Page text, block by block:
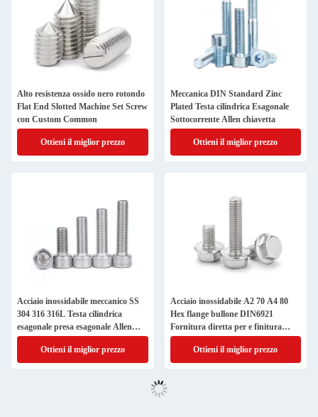
Alto resistenza ossido nero rotondo
Flat End Slotted Machine Set Screw
con Custom Common
Ottieni il miglior prezzo
Meccanica DIN Standard Zinc
Plated Testa cilindrica Esagonale
Sottocorrente Allen chiavetta
Ottieni il miglior prezzo
Acciaio inossidabile meccanico SS
304 316 316L Testa cilindrica
esagonale presa esagonale Allen
chiave bullone DIN912
Ottieni il miglior prezzo
Acciaio inossidabile A2 70 A4 80
Hex flange bullone DIN6921
Fornitura diretta per e finitura
semplice
Ottieni il miglior prezzo